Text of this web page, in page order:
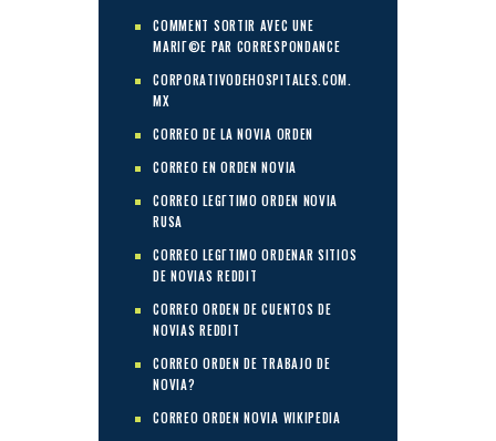
COMMENT SORTIR AVEC UNE
MARIГ©E PAR CORRESPONDANCE
CORPORATIVODEHOSPITALES.COM.
MX
CORREO DE LA NOVIA ORDEN
CORREO EN ORDEN NOVIA
CORREO LEGГ­TIMO ORDEN NOVIA
RUSA
CORREO LEGГ­TIMO ORDENAR SITIOS
DE NOVIAS REDDIT
CORREO ORDEN DE CUENTOS DE
NOVIAS REDDIT
CORREO ORDEN DE TRABAJO DE
NOVIA?
CORREO ORDEN NOVIA WIKIPEDIA